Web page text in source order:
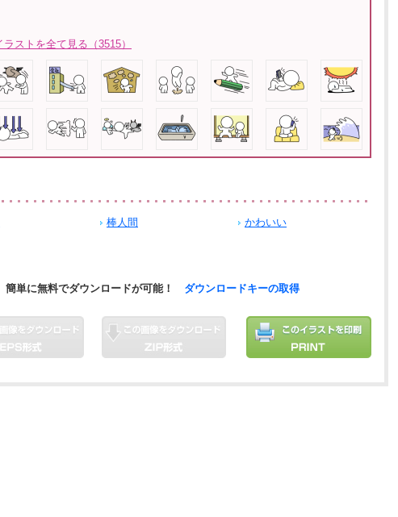
ストを全て見る（3515）
棒人間
かわいい
単に無料でダウンロードが可能！ ダウンロードキーの取得